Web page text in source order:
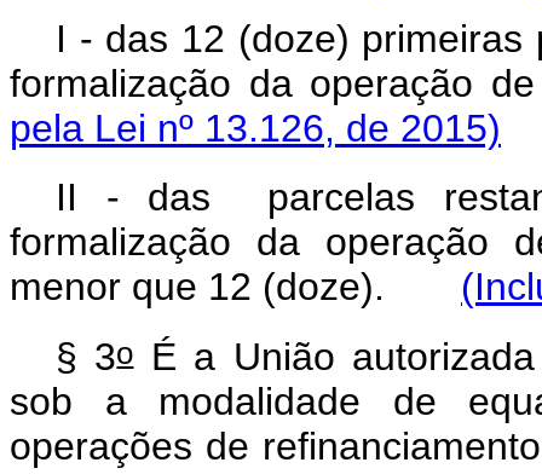
I - das 12 (doze)
formalização da
pela Lei nº 13.126, de 2015)
II - das parcelas
formalização da operação
menor que 12 (doze).
§ 3oÉ a União autorizada
sob a modalidade de
operações de